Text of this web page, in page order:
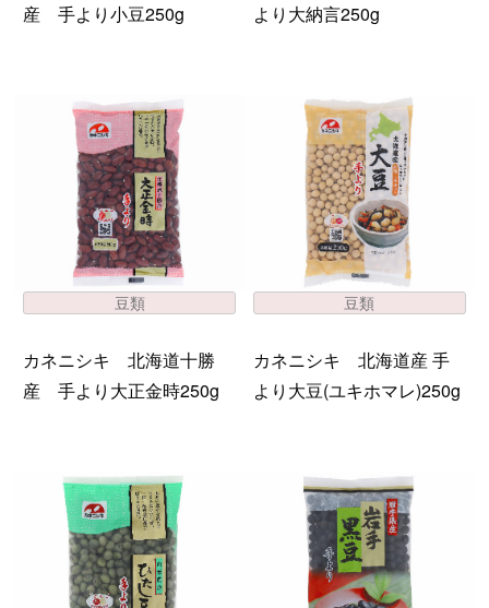
産 手より小豆250g
より大納言250g
豆類
カネニシキ 北海道十勝
産 手より大正金時250g
豆類
カネニシキ 北海道産 手
より大豆(ユキホマレ)250g